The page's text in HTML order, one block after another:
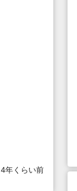
4年くらい前